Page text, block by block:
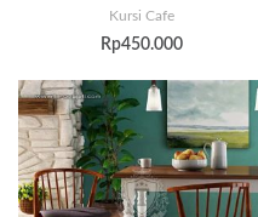
Kursi Cafe
Rp450.000